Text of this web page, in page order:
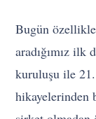
Bugün
aradığımız
kuruluşu ile